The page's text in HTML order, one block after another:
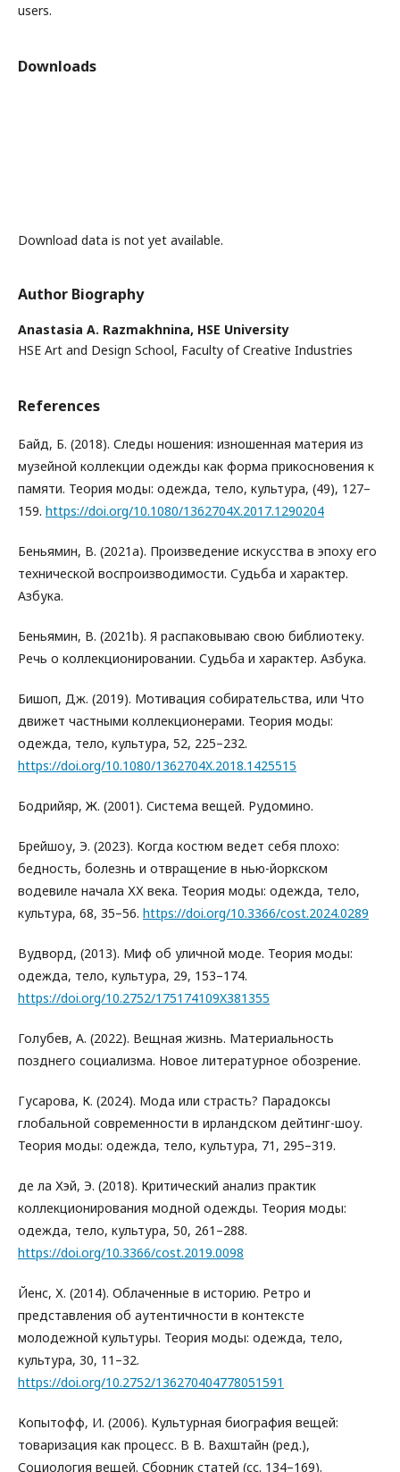
users.
Downloads
Download data is not yet available.
Author Biography
Anastasia A. Razmakhnina, HSE University
HSE Art and Design School, Faculty of Creative Industries
References
Байд, Б. (2018). Следы ношения: изношенная материя из
музейной коллекции одежды как форма прикосновения к
памяти. Теория моды: одежда, тело, культура, (49), 127–
159. https://doi.org/10.1080/1362704X.2017.1290204
Беньямин, В. (2021a). Произведение искусства в эпоху его
технической воспроизводимости. Судьба и характер.
Азбука.
Беньямин, В. (2021b). Я распаковываю свою библиотеку.
Речь о коллекционировании. Судьба и характер. Азбука.
Бишоп, Дж. (2019). Мотивация собирательства, или Что
движет частными коллекционерами. Теория моды:
одежда, тело, культура, 52, 225–232.
https://doi.org/10.1080/1362704X.2018.1425515
Бодрийяр, Ж. (2001). Система вещей. Рудомино.
Брейшоу, Э. (2023). Когда костюм ведет себя плохо:
бедность, болезнь и отвращение в нью-йоркском
водевиле начала ХХ века. Теория моды: одежда, тело,
культура, 68, 35–56. https://doi.org/10.3366/cost.2024.0289
Вудворд, (2013). Миф об уличной моде. Теория моды:
одежда, тело, культура, 29, 153–174.
https://doi.org/10.2752/175174109X381355
Голубев, А. (2022). Вещная жизнь. Материальность
позднего социализма. Новое литературное обозрение.
Гусарова, К. (2024). Мода или страсть? Парадоксы
глобальной современности в ирландском дейтинг-шоу.
Теория моды: одежда, тело, культура, 71, 295–319.
де ла Хэй, Э. (2018). Критический анализ практик
коллекционирования модной одежды. Теория моды:
одежда, тело, культура, 50, 261–288.
https://doi.org/10.3366/cost.2019.0098
Йенс, Х. (2014). Облаченные в историю. Ретро и
представления об аутентичности в контексте
молодежной культуры. Теория моды: одежда, тело,
культура, 30, 11–32.
https://doi.org/10.2752/136270404778051591
Копытофф, И. (2006). Культурная биография вещей:
товаризация как процесс. В В. Вахштайн (ред.),
Социология вещей. Сборник статей (сс. 134–169).